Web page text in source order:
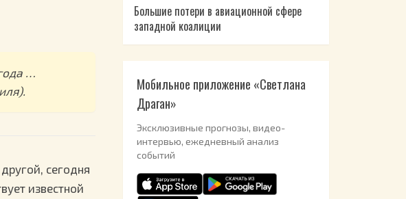
…
сегодня
известной
Большие потери в авиационной сфере
западной коалиции
Мобильное приложение «Светлана
Драган»
Эксклюзивные прогнозы, видео-
интервью, ежедневный анализ
событий